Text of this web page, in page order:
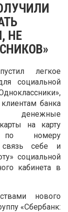
НЕ
легкое
социальной
банка
денежные
на карту
по номеру
связь себе и
социальной
кабинета в
нового
«Сбербанк: